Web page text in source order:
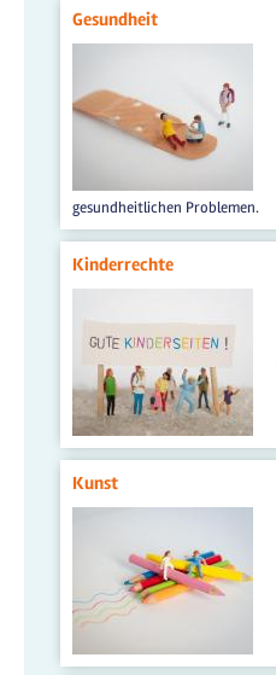
Gesundheit
gesundheitlichen Problemen.
Kinderrechte
Kunst